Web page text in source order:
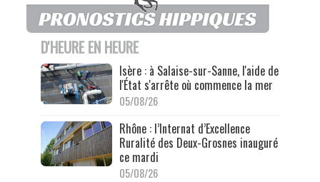
D'HEURE EN HEURE
Isère : à Salaise-sur-Sanne, l'aide de
l'État s'arrête où commence la mer
05/08/26
Rhône : l’Internat d’Excellence
Ruralité des Deux-Grosnes inauguré
ce mardi
05/08/26